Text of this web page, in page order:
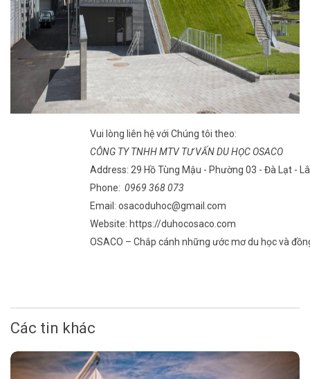
Vui lòng liên hệ với Chúng tôi theo:
CÔNG TY TNHH MTV TƯ VẤN DU HỌC OSACO
Address: 29 Hồ Tùng Mậu - Phường 03 - Đà Lạt -
Phone: 0969 368 073
Email: osacoduhoc@gmail.com
Website: https://duhocosaco.com
OSACO – Chắp cánh những ước mơ du học và
Các tin khác